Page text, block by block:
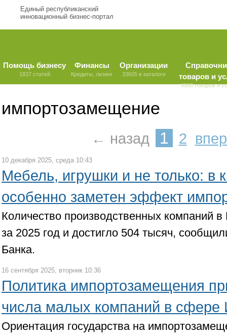
Единый республиканский
инновационный бизнес-портал
Помощь бизнесу
1837 статей
Финансы
Кредиты, лизинг
Организации
33605 в каталоге
товаров и
9580 товаров и
импортозамещение
← назад 1 2
10 декабря 2025, среда 10:43
Мебель, игрушки и не только: в
особенно заметен эффект
Количество производственных компаний
за 2025 год и достигло 504 тысяч,
Банка.
16 сентября 2025, вторник 10:36
Политика импортозамещения
числа малых компаний в сфере
Ориентация государства на